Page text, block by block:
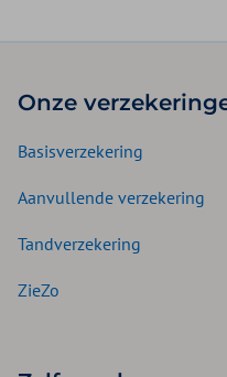
Onze
Basisverzekering
Aanvullende verzekering
Tandverzekering
ZieZo